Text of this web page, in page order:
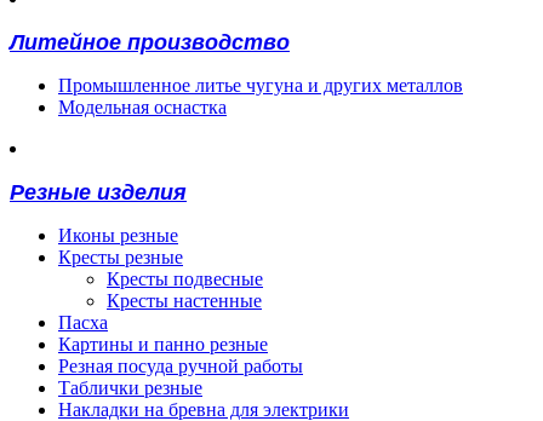
Литейное производство
Промышленное литье чугуна и других металлов
Модельная оснастка
Резные изделия
Иконы резные
Кресты резные
Кресты подвесные
Кресты настенные
Пасха
Картины и панно резные
Резная посуда ручной работы
Таблички резные
Накладки на бревна для электрики